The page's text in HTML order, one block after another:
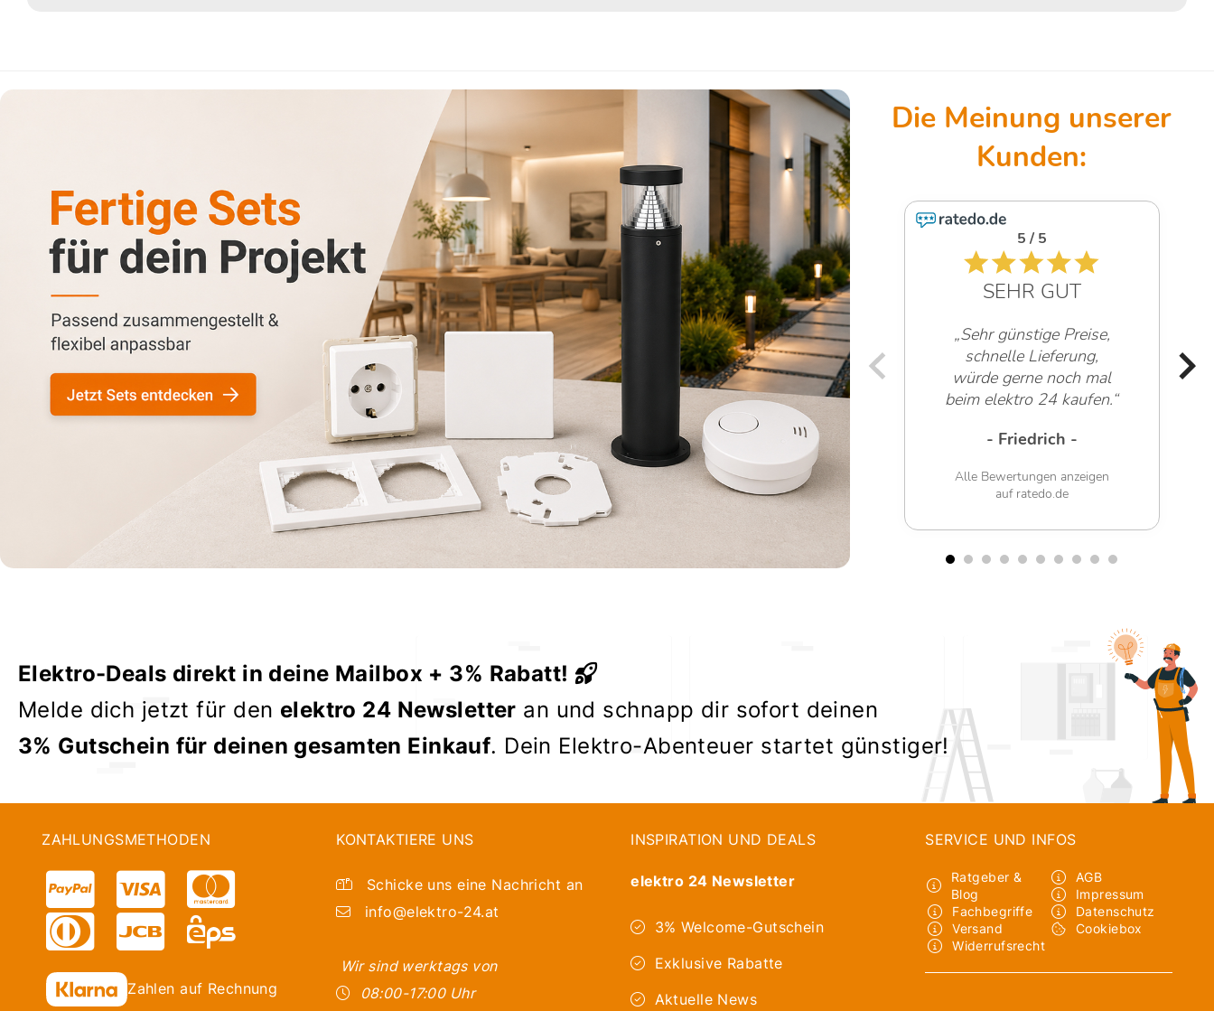
5 / 5
SEHR GUT
„Sehr günstige Preise,
schnelle Lieferung,
würde gerne noch mal
beim elektro 24 kaufen.“
- Friedrich -
Alle Bewertungen anzeigen
auf ratedo.de
Elektro-Deals direkt in deine Mailbox + 3% Rabatt!
Melde dich jetzt für den elektro 24 Newsletter an und schnapp dir sofort deinen
3% Gutschein für deinen gesamten Einkauf. Dein Elektro-Abenteuer startet günstiger!
ZAHLUNGSMETHODEN
Zahlen auf Rechnung
KONTAKTIERE UNS
Schicke uns eine Nachricht an
info@elektro-24.at
Wir sind werktags von
08:00-17:00 Uhr
INSPIRATION UND DEALS
elektro 24 Newsletter
3% Welcome-Gutschein
Exklusive Rabatte
Aktuelle News
SERVICE UND INFOS
Ratgeber &
Blog
Fachbegriffe
Versand
Widerrufsrecht
AGB
Impressum
Datenschutz
Cookiebox